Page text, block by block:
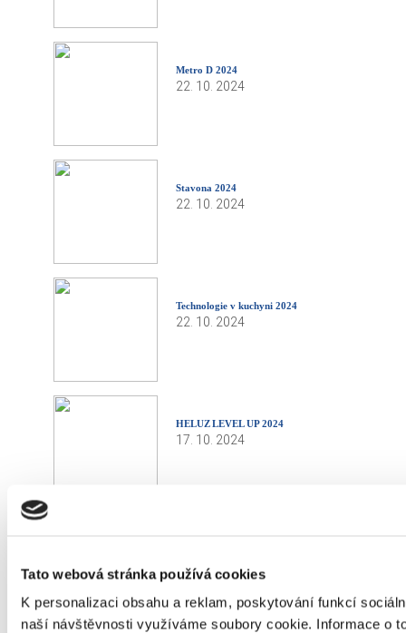
Tato webová stránka používá cookies
K personalizaci obsahu a reklam, poskytování funkcí
naší návštěvnosti využíváme soubory cookie. Informace o
Metro D 2024
22. 10. 2024
Stavona 2024
22. 10. 2024
Technologie v kuchyni 2024
22. 10. 2024
HELUZ LEVEL UP 2024
17. 10. 2024